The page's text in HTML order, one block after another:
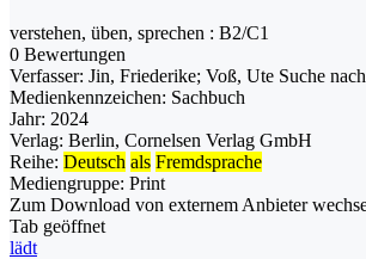
verstehen, üben, sprechen : B2/C1
0 Bewertungen
Verfasser: Jin, Friederike; Voß, Ute Suche
Medienkennzeichen: Sachbuch
Jahr: 2024
Verlag: Berlin, Cornelsen Verlag GmbH
Reihe: Deutsch als Fremdsprache
Mediengruppe: Print
Zum Download von externem Anbieter
Tab geöffnet
lädt